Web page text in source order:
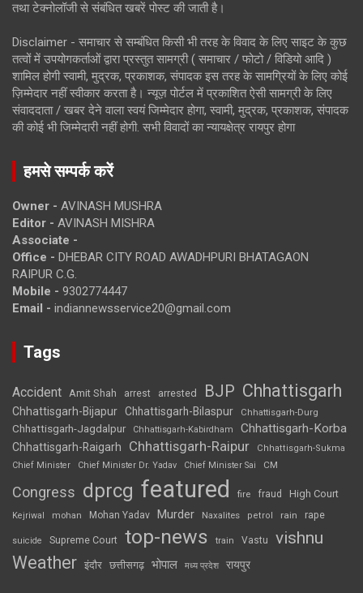
तथा टेक्नोलॉजी से संबंधित खबरें पोस्ट की जाती है।
Disclaimer - समाचार से सम्बंधित किसी भी तरह के विवाद के लिए साइट के कुछ
तत्वों में उपयोगकर्ताओं द्वारा प्रस्तुत सामग्री ( समाचार / फोटो / विडियो आदि )
शामिल होगी स्वामी, मुद्रक, प्रकाशक, संपादक इस तरह के सामग्रियों के लिए कोई
ज़िम्मेदार नहीं स्वीकार करता है। न्यूज़ पोर्टल में प्रकाशित ऐसी सामग्री के लिए
संवाददाता / खबर देने वाला स्वयं जिम्मेदार होगा, स्वामी, मुद्रक, प्रकाशक, संपादक
की कोई भी जिम्मेदारी नहीं होगी. सभी विवादों का न्यायक्षेत्र रायपुर होगा
हमसे सम्पर्क करें
Owner - AVINASH MUSHRA
Editor - AVINASH MISHRA
Associate -
Office - DHEBAR CITY ROAD AWADHPURI BHATAGAON
RAIPUR C.G.
Mobile - 9302774447
Email - indiannewsservice20@gmail.com
Tags
Accident Amit Shah arrest arrested BJP Chhattisgarh
Chhattisgarh-Bijapur Chhattisgarh-Bilaspur Chhattisgarh-Durg
Chhattisgarh-Jagdalpur Chhattisgarh-Kabirdham Chhattisgarh-Korba
Chhattisgarh-Raigarh Chhattisgarh-Raipur
Chhattisgarh-Sukma
Chief Minister
Chief Minister Dr. Yadav Chief Minister Sai CM
Congress dprcg featured fire fraud High Court
Kejriwal mohan Mohan Yadav Murder Naxalites petrol rain rape
suicide Supreme Court top-news train Vastu vishnu
Weather इंदौर छत्तीसगढ़ भोपाल मध्य प्रदेश रायपुर